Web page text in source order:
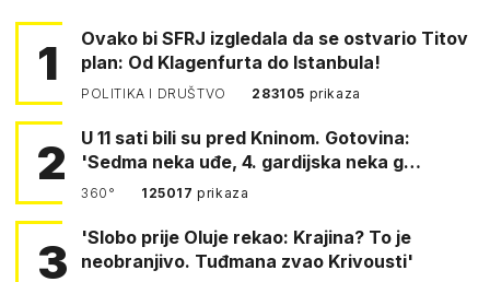
1
Ovako bi SFRJ izgledala da se ostvario Titov
plan: Od Klagenfurta do Istanbula!
POLITIKA I DRUŠTVO 283105 prikaza
2
U 11 sati bili su pred Kninom. Gotovina:
'Sedma neka uđe, 4. gardijska neka g…
360° 125017prikaza
3
'Slobo prije Oluje rekao: Krajina? To je
neobranjivo. Tuđmana zvao Krivousti'